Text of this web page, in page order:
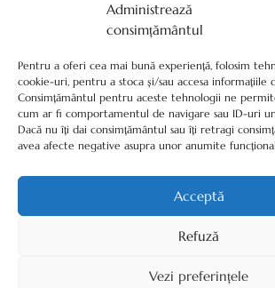
Administrează
consimțământul
Pentru a oferi cea mai bună experiență, folosim
cookie-uri, pentru a stoca și/sau accesa informațiile
Consimțământul pentru aceste tehnologii ne
cum ar fi comportamentul de navigare sau ID-uri
Dacă nu îți dai consimțământul sau îți retragi
avea afecte negative asupra unor anumite
Acceptă
Refuză
Vezi preferințele
Cititor Cod QR și Card
MHz – ACC-ER-QR500-B
Cititor cod QR si card Mifare 13.56 Mhz
Wiegand 26/34 montaj incastrat, ACC-ER-
Citește Mai Mult
Termeni, Condiții & Protecția